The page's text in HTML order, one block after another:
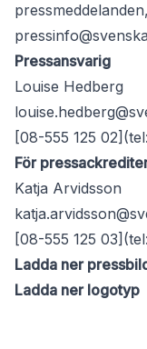
Pressansvarig
Louise Hedberg
[08-555 125
För
Katja Arvidsson
[08-555 125
Ladda ner
Ladda ner logotyp